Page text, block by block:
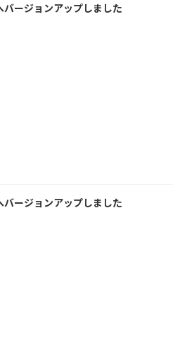
バージョンアップしました
バージョンアップしました